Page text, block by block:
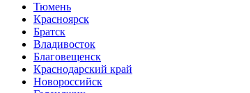
Тюмень
Красноярск
Братск
Владивосток
Благовещенск
Краснодарский край
Новороссийск